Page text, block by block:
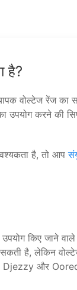
है?
वोल्टेज रेंज का
उपयोग करने की
है, तो आप
किए जाने वाले
है, लेकिन
Djezzy और